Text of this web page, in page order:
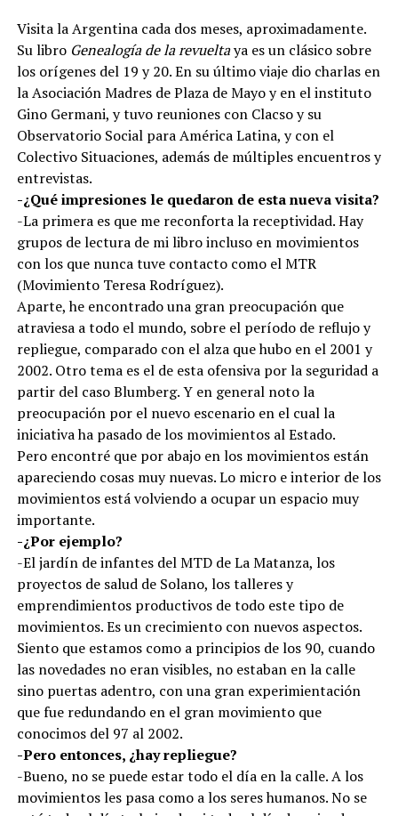
Visita la Argentina cada dos meses, aproximadamente.
Su libro Genealogía de la revueltaya es un clásico sobre
los orígenes del 19 y 20. En su último viaje dio charlas en
la Asociación Madres de Plaza de Mayo y en el instituto
Gino Germani, y tuvo reuniones con Clacso y su
Observatorio Social para América Latina, y con el
Colectivo Situaciones, además de múltiples encuentros y
entrevistas.
-¿Qué impresiones le quedaron de esta nueva visita?
-La primera es que me reconforta la receptividad. Hay
grupos de lectura de mi libro incluso en movimientos
con los que nunca tuve contacto como el MTR
(Movimiento Teresa Rodríguez).
Aparte, he encontrado una gran preocupación que
atraviesa a todo el mundo, sobre el período de reflujo y
repliegue, comparado con el alza que hubo en el 2001 y
2002. Otro tema es el de esta ofensiva por la seguridad a
partir del caso Blumberg. Y en general noto la
preocupación por el nuevo escenario en el cual la
iniciativa ha pasado de los movimientos al Estado.
Pero encontré que por abajo en los movimientos están
apareciendo cosas muy nuevas. Lo micro e interior de los
movimientos está volviendo a ocupar un espacio muy
importante.
-¿Por ejemplo?
-El jardín de infantes del MTD de La Matanza, los
proyectos de salud de Solano, los talleres y
emprendimientos productivos de todo este tipo de
movimientos. Es un crecimiento con nuevos aspectos.
Siento que estamos como a principios de los 90, cuando
las novedades no eran visibles, no estaban en la calle
sino puertas adentro, con una gran experimientación
que fue redundando en el gran movimiento que
conocimos del 97 al 2002.
-Pero entonces, ¿hay repliegue?
-Bueno, no se puede estar todo el día en la calle. A los
movimientos les pasa como a los seres humanos. No se